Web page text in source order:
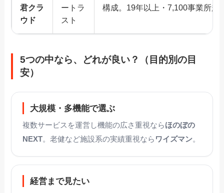
君クラ
ウド
ートラ
スト
構成。19年以上・7,100事業所超
5つの中なら、どれが良い？（目的別の目
安）
大規模・多機能で選ぶ
複数サービスを運営し機能の広さ重視ならほのぼの
NEXT。老健など施設系の実績重視なら ワイズマン。
経営まで見たい